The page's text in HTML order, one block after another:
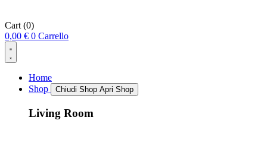
Cart (0)
0,00 € 0 Carrello
Home
Shop
Chiudi Shop Apri Shop
Living Room